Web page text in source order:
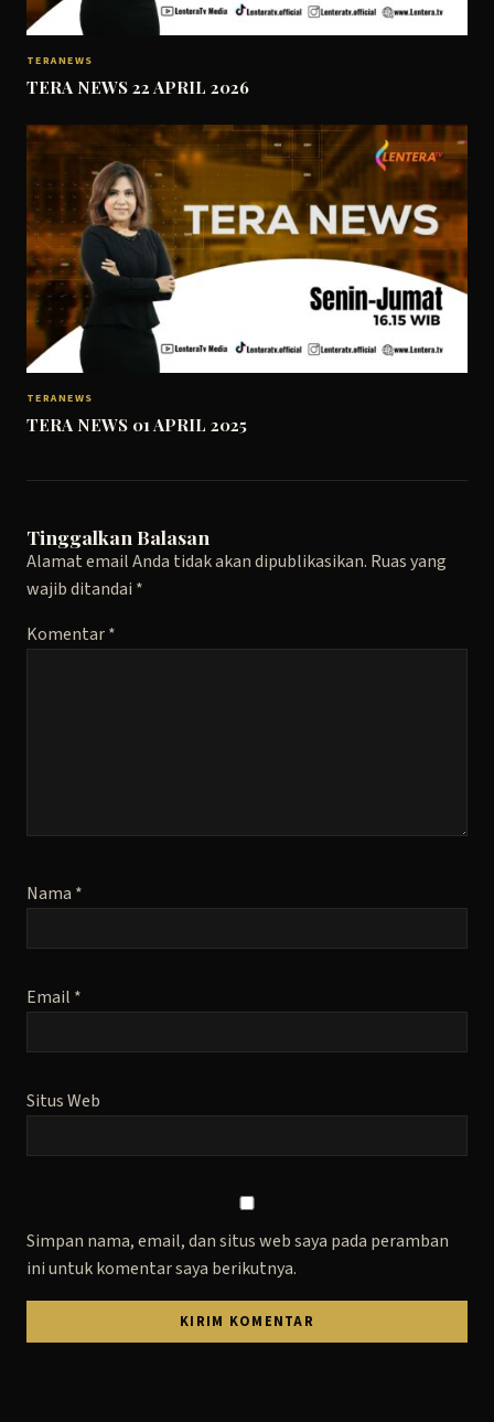
TERANEWS
TERA NEWS 22 APRIL 2026
TERANEWS
TERA NEWS 01 APRIL 2025
Tinggalkan Balasan
Alamat email Anda tidak akan dipublikasikan. Ruas yang
wajib ditandai *
Komentar*
Nama *
Email *
Situs Web
Simpan nama, email, dan situs web saya pada peramban
ini untuk komentar saya berikutnya.